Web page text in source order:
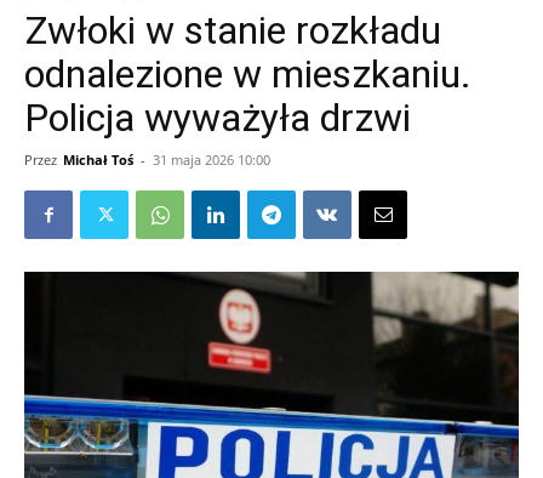
Zwłoki w stanie rozkładu
odnalezione w mieszkaniu.
Policja wyważyła drzwi
Przez Michał Toś - 31 maja 2026 10:00